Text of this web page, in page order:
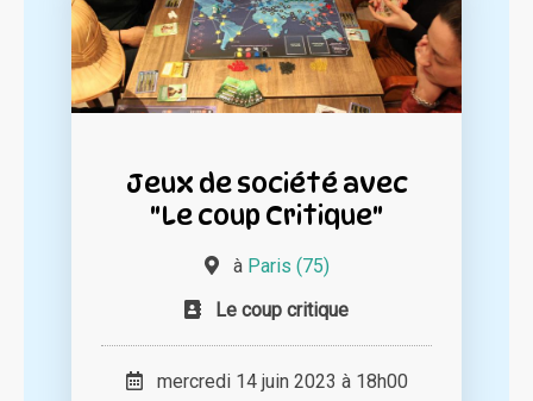
Jeux de société avec
"Le coup Critique"
à Paris (75)
Le coup critique
mercredi 14 juin 2023 à 18h00